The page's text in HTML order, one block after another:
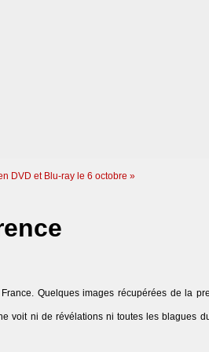
DVD et Blu-ray le 6 octobre »
Quelques images récupérées de la
voit ni de révélations ni toutes les blagues